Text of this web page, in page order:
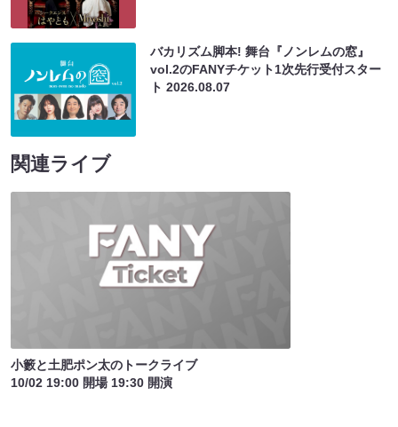
バカリズム脚本! 舞台『ノンレムの窓』
vol.2のFANYチケット1次先行受付スター
ト2026.08.07
関連ライブ
小籔と土肥ポン太のトークライブ
10/02 19:00 開場 19:30 開演